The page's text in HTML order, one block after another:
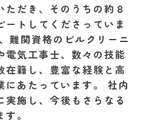
だき、そのうちの約８
トしてくださっていま
難関資格のビルクリーニ
電気工事士、数々の技能
籍し、豊富な経験と高
にあたっています。 社内
施し、今後もさらなる
。